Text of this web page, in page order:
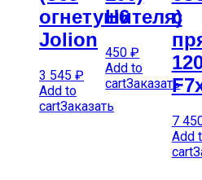
огнетушителя)
Jolion
3 545 ₽
Add to
cartЗаказать
H6
450₽
Add to
cartЗаказать
с
7
Add
cart